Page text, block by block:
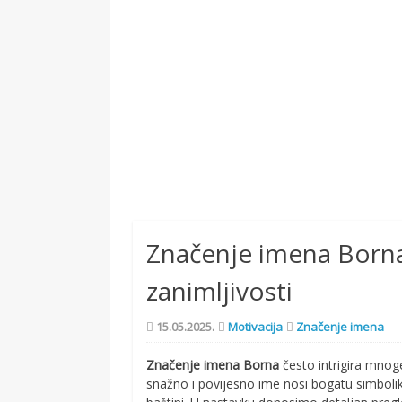
Značenje imena
zanimljivosti
15.05.2025. Motivacija Značenje imena
Značenje imena Borna često intrigira
snažno i povijesno ime nosi bogatu